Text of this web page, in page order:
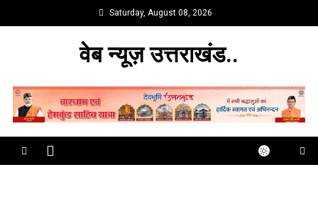
to
Saturday, August 08, 2026
वेब न्यूज़ उत्तराखंड..